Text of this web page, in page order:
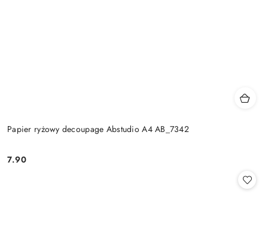
Papier ryżowy decoupage Abstudio A4 AB_7342
Cena:
7.90